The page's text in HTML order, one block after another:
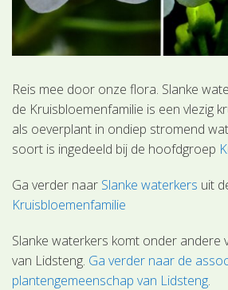
Reis mee door onze flora. Slanke
de Kruisbloemenfamilie is een vlezig
als oeverplant in ondiep stromend
soort is ingedeeld bij de hoofdgroep
Ga verder naar Slanke waterkers uit
Kruisbloemenfamilie
Slanke waterkers komt onder andere
van Lidsteng. Ga verder naar de
plantengemeenschap van Lidsteng.